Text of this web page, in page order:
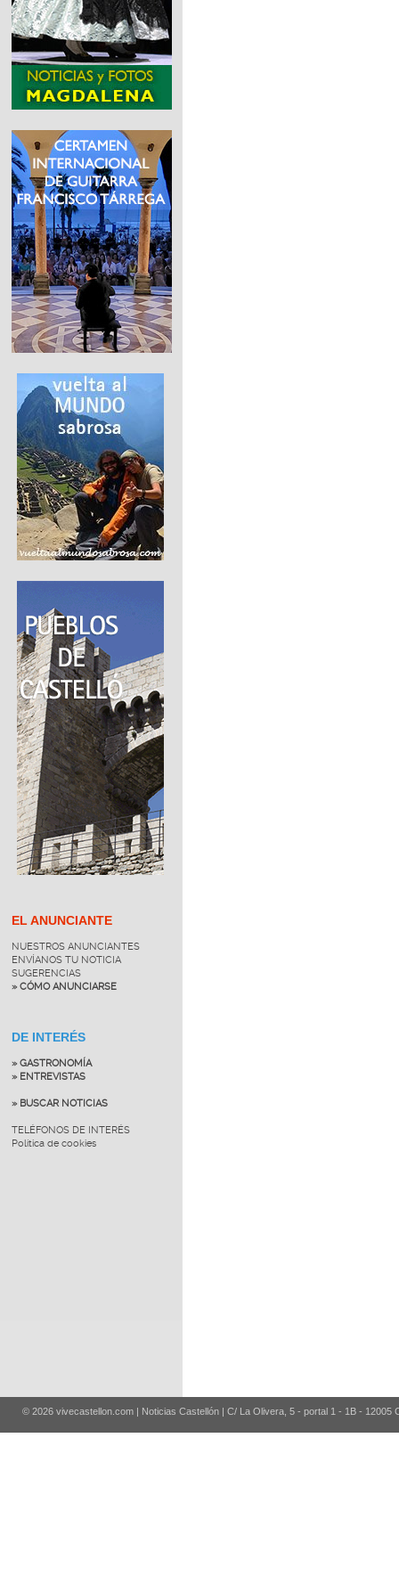
EL ANUNCIANTE
NUESTROS ANUNCIANTES
ENVÍANOS TU NOTICIA
SUGERENCIAS
» CÓMO ANUNCIARSE
DE INTERÉS
» GASTRONOMÍA
» ENTREVISTAS
» BUSCAR NOTICIAS
TELÉFONOS DE INTERÉS
Política de cookies
© 2026 vivecastellon.com | Noticias Castellón | C/ La Olivera, 5 - portal 1 - 1B - 12005